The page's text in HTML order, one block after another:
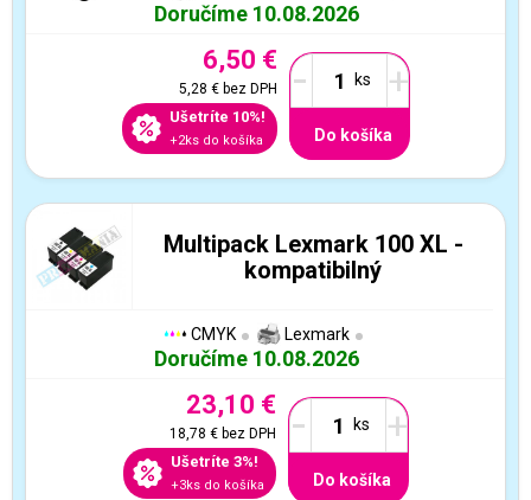
Doručíme 10.08.2026
6,50 €
5,28 €bez DPH
Ušetríte 10%!
+2ks do košíka
- +
Do košíka
Multipack Lexmark 100 XL -
kompatibilný
CMYK Lexmark
Doručíme 10.08.2026
23,10 €
18,78 €bez DPH
Ušetríte 3%!
+3ks do košíka
- +
Do košíka